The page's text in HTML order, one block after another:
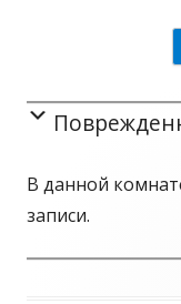
В данной
записи.